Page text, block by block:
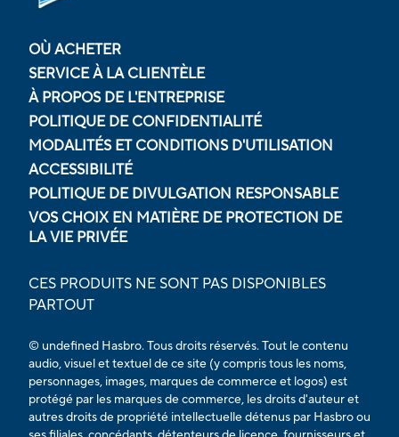
OÙ ACHETER
SERVICE À LA CLIENTÈLE
À PROPOS DE L'ENTREPRISE
POLITIQUE DE CONFIDENTIALITÉ
MODALITÉS ET CONDITIONS D'UTILISATION
ACCESSIBILITÉ
POLITIQUE DE DIVULGATION RESPONSABLE
VOS CHOIX EN MATIÈRE DE PROTECTION DE
LA VIE PRIVÉE
CES PRODUITS NE SONT PAS DISPONIBLES
PARTOUT
© undefined Hasbro. Tous droits réservés. Tout le contenu
audio, visuel et textuel de ce site (y compris tous les noms,
personnages, images, marques de commerce et logos) est
protégé par les marques de commerce, les droits d'auteur et
autres droits de propriété intellectuelle détenus par Hasbro ou